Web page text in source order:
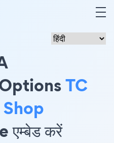
TC
करें